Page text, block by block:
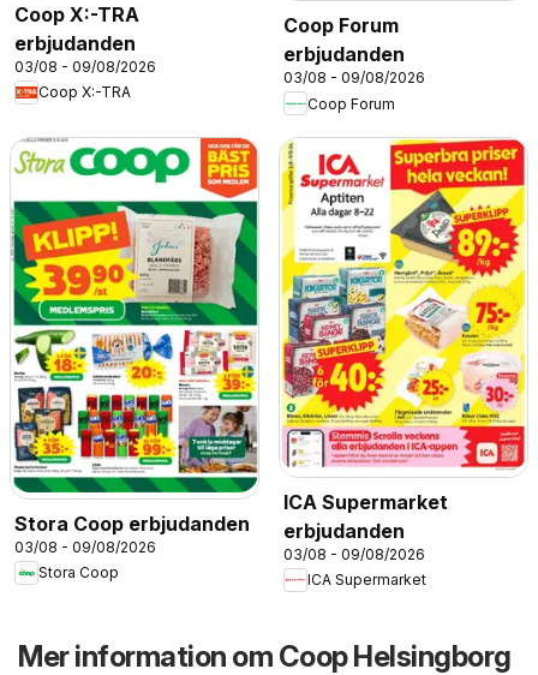
Coop X:-TRA
erbjudanden
03/08 - 09/08/2026
Coop X:-TRA
Coop Forum
erbjudanden
03/08 - 09/08/2026
Coop Forum
Stora Coop erbjudanden
03/08 - 09/08/2026
Stora Coop
ICA Supermarket
erbjudanden
03/08 - 09/08/2026
ICA Supermarket
Mer information om Coop Helsingborg